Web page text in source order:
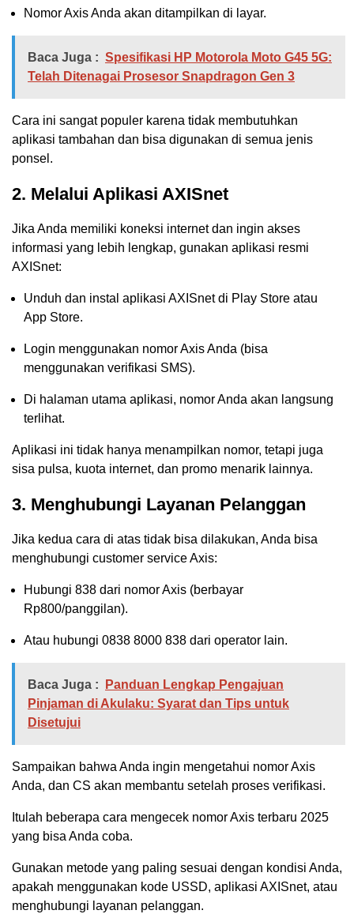
Nomor Axis Anda akan ditampilkan di layar.
Baca Juga : Spesifikasi HP Motorola Moto G45 5G:
Telah Ditenagai Prosesor Snapdragon Gen 3
Cara ini sangat populer karena tidak membutuhkan
aplikasi tambahan dan bisa digunakan di semua jenis
ponsel.
2. Melalui Aplikasi AXISnet
Jika Anda memiliki koneksi internet dan ingin akses
informasi yang lebih lengkap, gunakan aplikasi resmi
AXISnet:
Unduh dan instal aplikasi AXISnet di Play Store atau
App Store.
Login menggunakan nomor Axis Anda (bisa
menggunakan verifikasi SMS).
Di halaman utama aplikasi, nomor Anda akan langsung
terlihat.
Aplikasi ini tidak hanya menampilkan nomor, tetapi juga
sisa pulsa, kuota internet, dan promo menarik lainnya.
3. Menghubungi Layanan Pelanggan
Jika kedua cara di atas tidak bisa dilakukan, Anda bisa
menghubungi customer service Axis:
Hubungi 838 dari nomor Axis (berbayar
Rp800/panggilan).
Atau hubungi 0838 8000 838 dari operator lain.
Baca Juga :
Panduan Lengkap Pengajuan
Pinjaman di Akulaku: Syarat dan Tips untuk
Disetujui
Sampaikan bahwa Anda ingin mengetahui nomor Axis
Anda, dan CS akan membantu setelah proses verifikasi.
Itulah beberapa cara mengecek nomor Axis terbaru 2025
yang bisa Anda coba.
Gunakan metode yang paling sesuai dengan kondisi Anda,
apakah menggunakan kode USSD, aplikasi AXISnet, atau
menghubungi layanan pelanggan.